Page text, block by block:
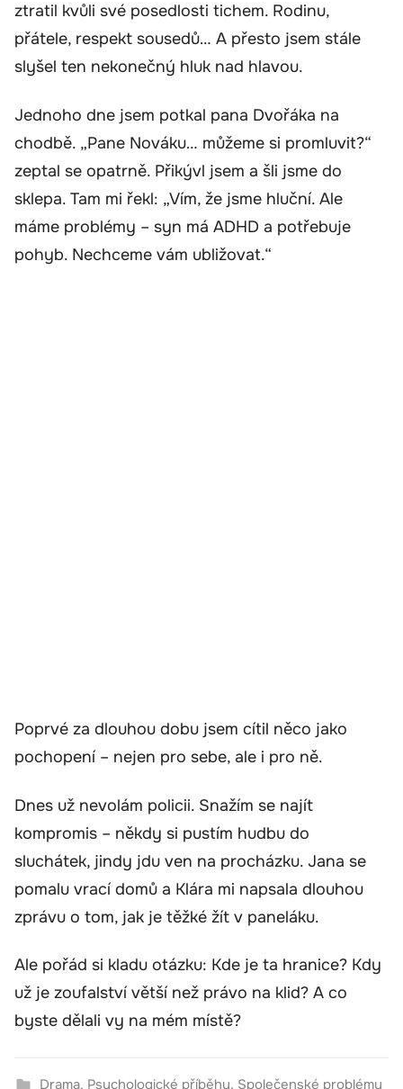
ztratil kvůli své posedlosti tichem. Rodinu,
přátele, respekt sousedů… A přesto jsem stále
slyšel ten nekonečný hluk nad hlavou.
Jednoho dne jsem potkal pana Dvořáka na
chodbě. „Pane Nováku… můžeme si promluvit?“
zeptal se opatrně. Přikývl jsem a šli jsme do
sklepa. Tam mi řekl: „Vím, že jsme hluční. Ale
máme problémy – syn má ADHD a potřebuje
pohyb. Nechceme vám ubližovat.“
Poprvé za dlouhou dobu jsem cítil něco jako
pochopení – nejen pro sebe, ale i pro ně.
Dnes už nevolám policii. Snažím se najít
kompromis – někdy si pustím hudbu do
sluchátek, jindy jdu ven na procházku. Jana se
pomalu vrací domů a Klára mi napsala dlouhou
zprávu o tom, jak je těžké žít v paneláku.
Ale pořád si kladu otázku: Kde je ta hranice? Kdy
už je zoufalství větší než právo na klid? A co
byste dělali vy na mém místě?
Drama, Psychologické příběhy, Společenské problémy